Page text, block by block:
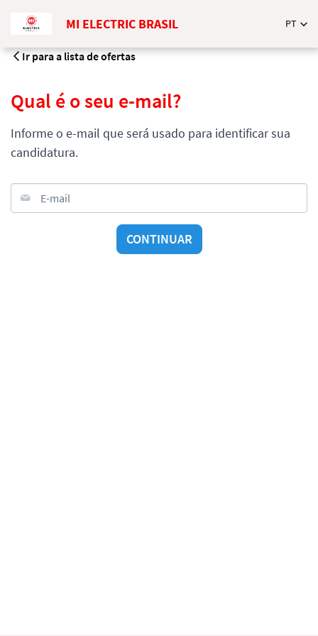
MI ELECTRIC BRASIL PT
Ir para a lista de ofertas
Qual é o seu e-mail?
Informe o e-mail que será usado para identificar sua
candidatura.
E-mail
CONTINUAR